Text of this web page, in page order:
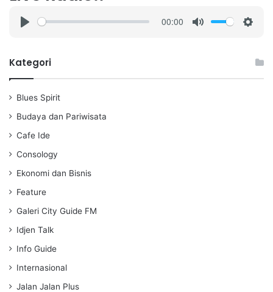
a
00:00
Kategori
Blues Spirit
Budaya dan Pariwisata
Cafe Ide
Consology
Ekonomi dan Bisnis
Feature
Galeri City Guide FM
Idjen Talk
Info Guide
Internasional
Jalan Jalan Plus